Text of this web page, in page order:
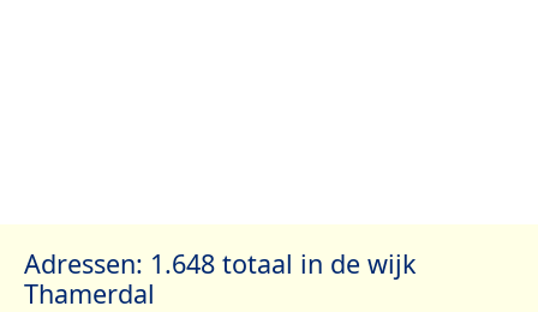
Adressen: 1.648 totaal in de wijk
Thamerdal